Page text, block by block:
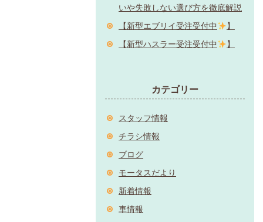
いや失敗しない選び方を徹底解説
【新型エブリイ受注受付中
】
【新型ハスラー受注受付中
】
カテゴリー
スタッフ情報
チラシ情報
ブログ
モータスだより
新着情報
車情報